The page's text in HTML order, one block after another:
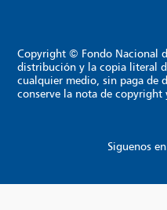
Copyright © Fondo Nacional
distribución y la copia literal
cualquier medio, sin paga de
conserve la nota de copyright
Siguenos